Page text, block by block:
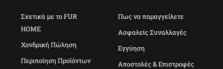
Σχετικά με το FUR
HOME
Χονδρική Πώληση
Περιποίηση Προϊόντων
Πως να παραγγείλετε
Ασφαλείς Συναλλαγές
Εγγύηση
Αποστολές & Επιστροφές